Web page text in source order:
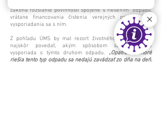
zákona rozsiahle povinnosti spojené s riešením odpadu,
vrátane financovania čistenia verejných priestorov a
vysporiadania sa s ním.
Z pohľadu ÚMS by mal rezort životného prostredia čo
najskôr povedať, akým spôsobom sa Slovensko
vysporiada s týmto druhom odpadu. „Opatrenia, ktoré
riešia tento typ odpadu sa nedajú zavádzať zo dňa na deň.